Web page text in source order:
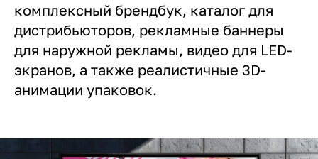
комплексный брендбук, каталог для
дистрибьюторов, рекламные баннеры
для наружной рекламы, видео для LED-
экранов, а также реалистичные 3D-
анимации упаковок.